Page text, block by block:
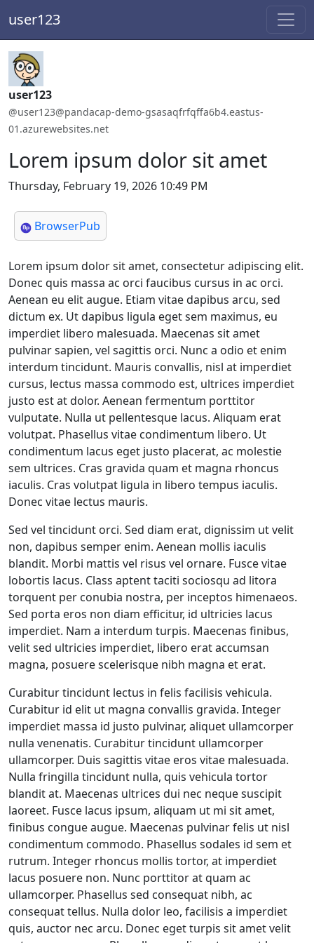
user123
Handle:
user123
ActivityPub / WebFinger handle:
@user123@pandacap-demo-gsasaqfrfqffa6b4.eastus-
01.azurewebsites.net
Lorem ipsum dolor sit amet
Thursday, February 19, 2026 10:49 PM
BrowserPub
Lorem ipsum dolor sit amet, consectetur adipiscing elit.
Donec quis massa ac orci faucibus cursus in ac orci.
Aenean eu elit augue. Etiam vitae dapibus arcu, sed
dictum ex. Ut dapibus ligula eget sem maximus, eu
imperdiet libero malesuada. Maecenas sit amet
pulvinar sapien, vel sagittis orci. Nunc a odio et enim
interdum tincidunt. Mauris convallis, nisl at imperdiet
cursus, lectus massa commodo est, ultrices imperdiet
justo est at dolor. Aenean fermentum porttitor
vulputate. Nulla ut pellentesque lacus. Aliquam erat
volutpat. Phasellus vitae condimentum libero. Ut
condimentum lacus eget justo placerat, ac molestie
sem ultrices. Cras gravida quam et magna rhoncus
iaculis. Cras volutpat ligula in libero tempus iaculis.
Donec vitae lectus mauris.
Sed vel tincidunt orci. Sed diam erat, dignissim ut velit
non, dapibus semper enim. Aenean mollis iaculis
blandit. Morbi mattis vel risus vel ornare. Fusce vitae
lobortis lacus. Class aptent taciti sociosqu ad litora
torquent per conubia nostra, per inceptos himenaeos.
Sed porta eros non diam efficitur, id ultricies lacus
imperdiet. Nam a interdum turpis. Maecenas finibus,
velit sed ultricies imperdiet, libero erat accumsan
magna, posuere scelerisque nibh magna et erat.
Curabitur tincidunt lectus in felis facilisis vehicula.
Curabitur id elit ut magna convallis gravida. Integer
imperdiet massa id justo pulvinar, aliquet ullamcorper
nulla venenatis. Curabitur tincidunt ullamcorper
ullamcorper. Duis sagittis vitae eros vitae malesuada.
Nulla fringilla tincidunt nulla, quis vehicula tortor
blandit at. Maecenas ultrices dui nec neque suscipit
laoreet. Fusce lacus ipsum, aliquam ut mi sit amet,
finibus congue augue. Maecenas pulvinar felis ut nisl
condimentum commodo. Phasellus sodales id sem et
rutrum. Integer rhoncus mollis tortor, at imperdiet
lacus posuere non. Nunc porttitor at quam ac
ullamcorper. Phasellus sed consequat nibh, ac
consequat tellus. Nulla dolor leo, facilisis a imperdiet
quis, auctor nec arcu. Donec eget turpis sit amet velit